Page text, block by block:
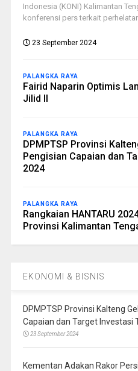
Indonesia (KONI) Kalimantan
konferensi pers terkait
23 September 2024
PALANGKA RAYA
Fairid Naparin Optimis
Jilid II
PALANGKA RAYA
DPMPTSP Provinsi
Pengisian Capaian dan
2024
PALANGKA RAYA
Rangkaian HANTARU
Provinsi Kalimantan
EKONOMI & BISNIS
DPMPTSP Provinsi Kalteng
Capaian dan Target Investasi
23 September 2024
Kementan Adakan Rakor